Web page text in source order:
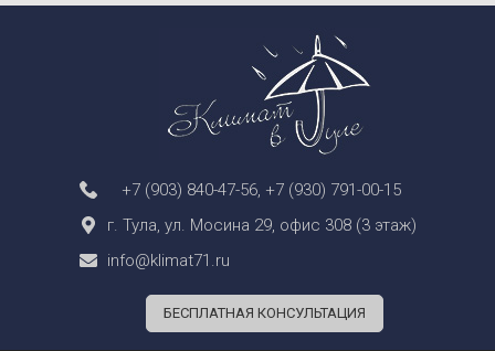
+7 (903) 840-47-56 +7 (930) 791-00-15
г. Тула, ул. Мосина 29, офис 308 (3 этаж)
info@klimat71.ru
БЕСПЛАТНАЯ КОНСУЛЬТАЦИЯ